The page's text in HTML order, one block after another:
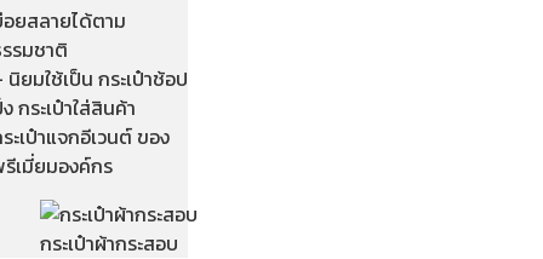
ยสลายได้ตาม
รมชาติ
นิยมใช้เป็น กระเป๋าช้อป
กระเป๋าใส่สินค้า
ะเป๋าแจกอีเวนต์ ของ
เมี่ยมองค์กร
กระเป๋าผ้ากระสอบ